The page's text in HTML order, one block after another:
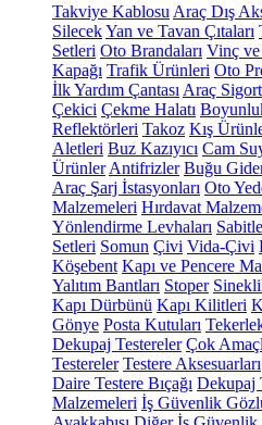
Takviye Kablosu Araç Dış
SilecekYan ve Tavan Çıtaları
Setleri Oto Brandaları Vinç ve
Kapağı Trafik Ürünleri Oto
İlk Yardım Çantası Araç
Çekici Çekme Halatı
Reflektörleri Takoz Kış
Aletleri Buz Kazıyıcı Cam
Ürünler Antifrizler Buğu
Araç Şarj İstasyonları Oto
Malzemeleri Hırdavat
Yönlendirme Levhaları
Setleri Somun Çivi Vida-Çivi
Köşebent Kapı ve Pencere
Yalıtım Bantları Stoper
Kapı Dürbünü Kapı Kilitleri
Gönye Posta Kutuları
Dekupaj Testereler Çok
Testereler Testere Aksesuarları
Daire Testere Bıçağı Dekupaj
Malzemeleri İş Güvenlik